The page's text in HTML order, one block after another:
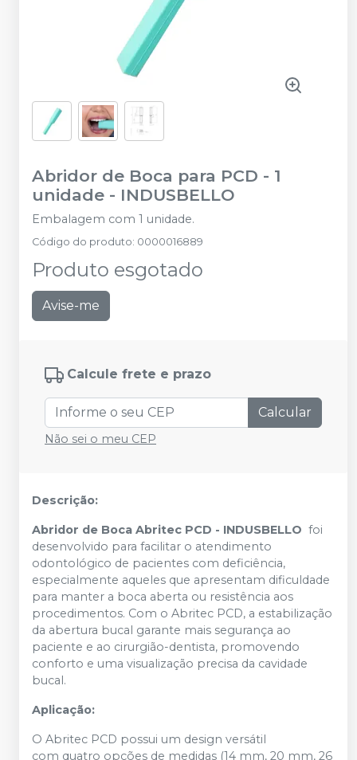
Abridor de Boca para PCD - 1
unidade - INDUSBELLO
Embalagem com 1 unidade.
Código do produto: 0000016889
Produto esgotado
Avise-me
Calcule frete e prazo
Calcular
Não sei o meu CEP
Descrição:
Abridor de Boca Abritec PCD - INDUSBELLO foi
desenvolvido para facilitar o atendimento
odontológico de pacientes com deficiência,
especialmente aqueles que apresentam dificuldade
para manter a boca aberta ou resistência aos
procedimentos. Com o Abritec PCD, a estabilização
da abertura bucal garante mais segurança ao
paciente e ao cirurgião-dentista, promovendo
conforto e uma visualização precisa da cavidade
bucal.
Aplicação:
O Abritec PCD possui um design versátil
com quatro opções de medidas (14 mm, 20 mm, 26